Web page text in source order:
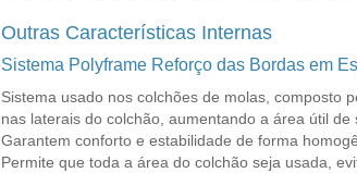
Outras Características Internas
Sistema Polyframe Reforço das Bordas em
Sistema usado nos colchões de molas, composto
nas laterais do colchão, aumentando a área útil de
Garantem conforto e estabilidade de forma
Permite que toda a área do colchão seja usada,